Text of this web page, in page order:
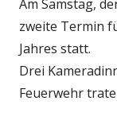
Am Samstag,
zweite Termin
Jahres statt.
Drei
Feuerwehr